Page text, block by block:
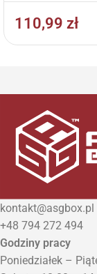
110,99 zł
kontakt@asgbox.pl
+48 794 272 494
Godziny pracy
Poniedziałek –